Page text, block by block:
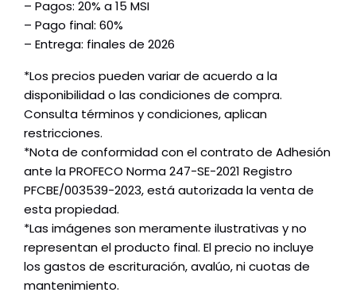
– Pagos: 20% a 15 MSI
– Pago final: 60%
– Entrega: finales de 2026
*Los precios pueden variar de acuerdo a la
disponibilidad o las condiciones de compra.
Consulta términos y condiciones, aplican
restricciones.
*Nota de conformidad con el contrato de Adhesión
ante la PROFECO Norma 247-SE-2021 Registro
PFCBE/003539-2023, está autorizada la venta de
esta propiedad.
*Las imágenes son meramente ilustrativas y no
representan el producto final. El precio no incluye
los gastos de escrituración, avalúo, ni cuotas de
mantenimiento.